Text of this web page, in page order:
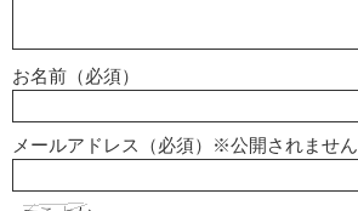
お名前（必須）
メールアドレス（必須）※公開されません